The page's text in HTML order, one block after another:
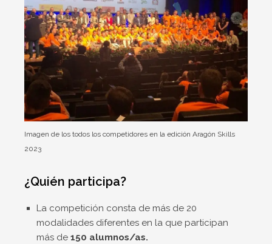
Imagen de los todos los competidores en la edición Aragón Skills
2023
¿Quién participa?
La competición consta de más de 20
modalidades diferentes en la que participan
más de 150 alumnos/as.